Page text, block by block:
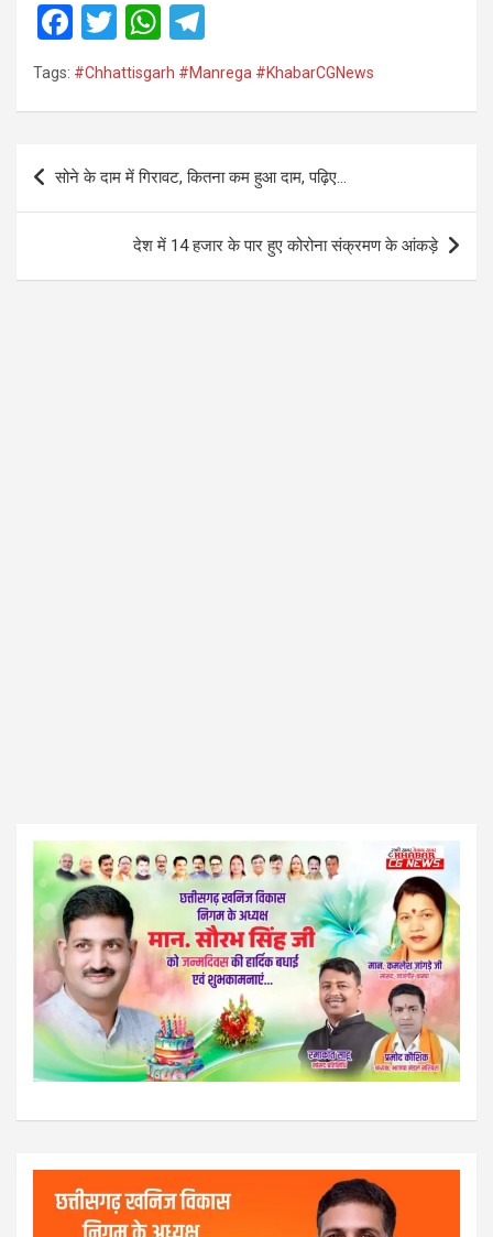
F
a
ce
o
T
wi
tt
W
h
at
A
p
e
a
Tags: #Chhattisgarh #Manrega #KhabarCGNews
Post
navigation
सोने के दाम में गिरावट, कितना कम हुआ दाम, पढ़िए…
देश में 14 हजार के पार हुए कोरोना संक्रमण के आंकड़े